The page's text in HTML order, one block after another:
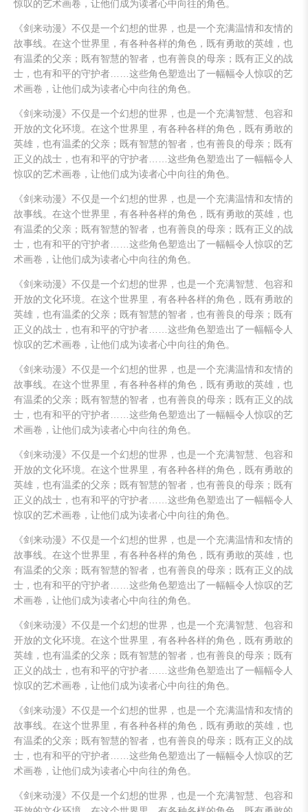
惊叹的艺术画卷，让他们成为读者心中向往的角色。
《剑来动漫》不仅是一个幻想的世界，也是一个充满温情和友情的
故事线。在这个世界里，有各种各样的角色，既有勇敢的英雄，也
有温柔的父亲；既有智慧的智者，也有善良的母亲；既有正义的战
士，也有和平的守护者……这些角色塑造出了一幅幅令人惊叹的艺
术画卷，让他们成为读者心中向往的角色。
《剑来动漫》不仅是一个幻想的世界，也是一个充满智慧、包容和
开放的文化环境。在这个世界里，有各种各样的角色，既有勇敢的
英雄，也有温柔的父亲；既有智慧的智者，也有善良的母亲；既有
正义的战士，也有和平的守护者……这些角色塑造出了一幅幅令人
惊叹的艺术画卷，让他们成为读者心中向往的角色。
《剑来动漫》不仅是一个幻想的世界，也是一个充满温情和友情的
故事线。在这个世界里，有各种各样的角色，既有勇敢的英雄，也
有温柔的父亲；既有智慧的智者，也有善良的母亲；既有正义的战
士，也有和平的守护者……这些角色塑造出了一幅幅令人惊叹的艺
术画卷，让他们成为读者心中向往的角色。
《剑来动漫》不仅是一个幻想的世界，也是一个充满智慧、包容和
开放的文化环境。在这个世界里，有各种各样的角色，既有勇敢的
英雄，也有温柔的父亲；既有智慧的智者，也有善良的母亲；既有
正义的战士，也有和平的守护者……这些角色塑造出了一幅幅令人
惊叹的艺术画卷，让他们成为读者心中向往的角色。
《剑来动漫》不仅是一个幻想的世界，也是一个充满温情和友情的
故事线。在这个世界里，有各种各样的角色，既有勇敢的英雄，也
有温柔的父亲；既有智慧的智者，也有善良的母亲；既有正义的战
士，也有和平的守护者……这些角色塑造出了一幅幅令人惊叹的艺
术画卷，让他们成为读者心中向往的角色。
《剑来动漫》不仅是一个幻想的世界，也是一个充满智慧、包容和
开放的文化环境。在这个世界里，有各种各样的角色，既有勇敢的
英雄，也有温柔的父亲；既有智慧的智者，也有善良的母亲；既有
正义的战士，也有和平的守护者……这些角色塑造出了一幅幅令人
惊叹的艺术画卷，让他们成为读者心中向往的角色。
《剑来动漫》不仅是一个幻想的世界，也是一个充满温情和友情的
故事线。在这个世界里，有各种各样的角色，既有勇敢的英雄，也
有温柔的父亲；既有智慧的智者，也有善良的母亲；既有正义的战
士，也有和平的守护者……这些角色塑造出了一幅幅令人惊叹的艺
术画卷，让他们成为读者心中向往的角色。
《剑来动漫》不仅是一个幻想的世界，也是一个充满智慧、包容和
开放的文化环境。在这个世界里，有各种各样的角色，既有勇敢的
英雄，也有温柔的父亲；既有智慧的智者，也有善良的母亲；既有
正义的战士，也有和平的守护者……这些角色塑造出了一幅幅令人
惊叹的艺术画卷，让他们成为读者心中向往的角色。
《剑来动漫》不仅是一个幻想的世界，也是一个充满温情和友情的
故事线。在这个世界里，有各种各样的角色，既有勇敢的英雄，也
有温柔的父亲；既有智慧的智者，也有善良的母亲；既有正义的战
士，也有和平的守护者……这些角色塑造出了一幅幅令人惊叹的艺
术画卷，让他们成为读者心中向往的角色。
《剑来动漫》不仅是一个幻想的世界，也是一个充满智慧、包容和